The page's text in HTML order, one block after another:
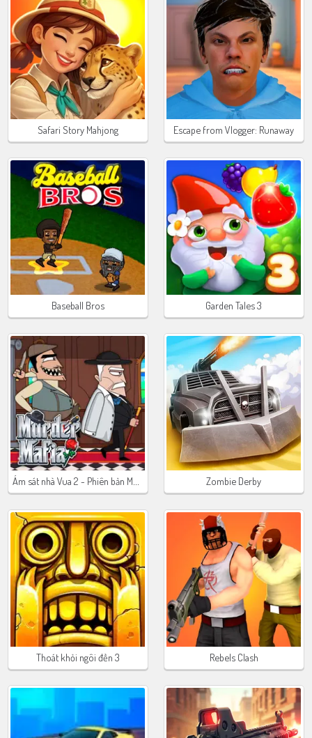
Safari Story Mahjong Escape from Vlogger: Runaway
Baseball Bros Garden Tales 3
Ám sát nhà Vua 2 - Phiên bản Mafia Zombie Derby
Thoát khỏi ngôi đền 3 Rebels Clash